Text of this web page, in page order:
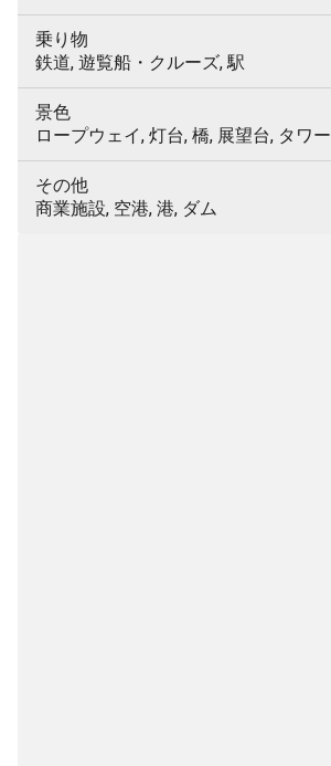
乗り物
鉄道, 遊覧船・クルーズ, 駅
景色
ロープウェイ, 灯台, 橋, 展望台, タワー
その他
商業施設, 空港, 港, ダム